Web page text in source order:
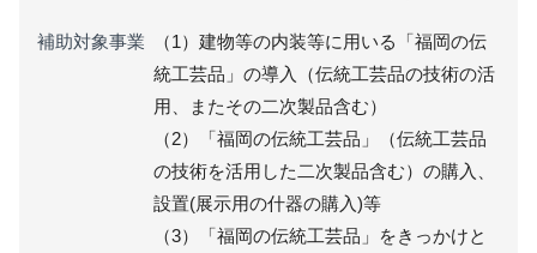
補助対象事業
（1）建物等の内装等に用いる「福岡の伝
統工芸品」の導入（伝統工芸品の技術の活
用、またその二次製品含む）
（2）「福岡の伝統工芸品」（伝統工芸品
の技術を活用した二次製品含む）の購入、
設置(展示用の什器の購入)等
（3）「福岡の伝統工芸品」をきっかけと